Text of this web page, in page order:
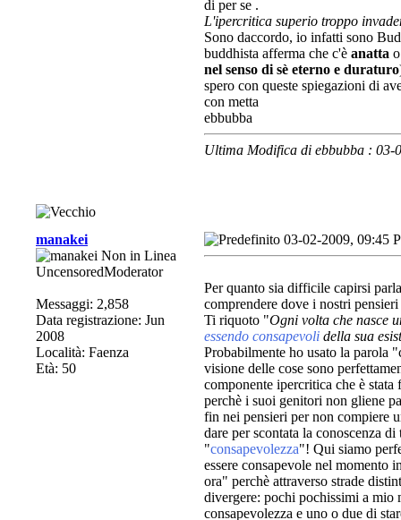
di per se .
L'ipercritica superio troppo
Sono daccordo, io infatti sono
buddhista afferma che c'è anatta
nel senso di sè eterno e duraturo
spero con queste spiegazioni di
con metta
ebbubba
Ultima Modifica di ebbubba : 03-
manakei
UncensoredModerator
Messaggi: 2,858
Data registrazione: Jun
2008
Località: Faenza
Età: 50
03-02-2009, 09:45
Per quanto sia difficile capirsi
comprendere dove i nostri
Ti riquoto "Ogni volta che nasce
essendo consapevoli della sua
Probabilmente ho usato la
visione delle cose sono
componente ipercritica che è
perchè i suoi genitori non gliene
fin nei pensieri per non compiere
dare per scontata la conoscenza
"consapevolezza"! Qui siamo
essere consapevole nel
ora" perchè attraverso strade
divergere: pochi pochissimi a mio
consapevolezza e uno o due di